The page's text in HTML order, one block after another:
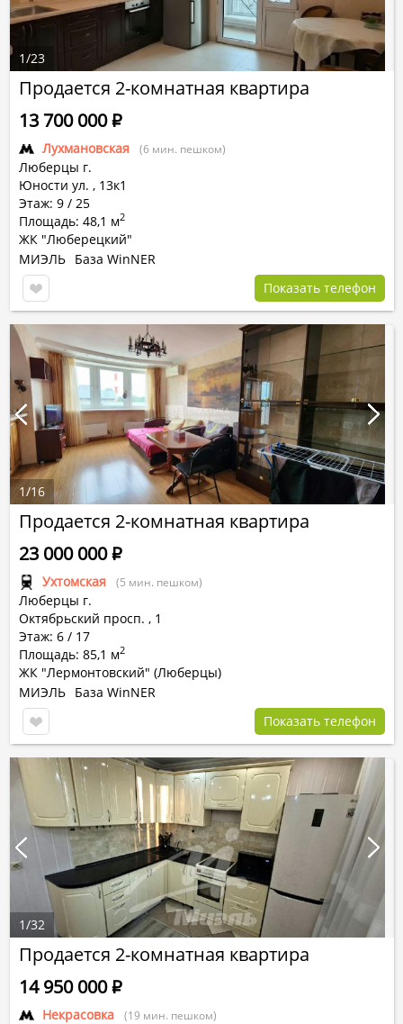
Продается 2-комнатная квартира
Лухмановская (6 мин. пешком)
Люберцы г.
Юности ул. , 13к1
Этаж: 9 / 25
Площадь: 48,1 м2
ЖК "Люберецкий"
13 700 000Р
МИЭЛЬ База WinNER
Показать телефон
1/23
Продается 2-комнатная квартира
Ухтомская (5 мин. пешком)
Люберцы г.
Октябрьский просп. , 1
Этаж: 6 / 17
Площадь: 85,1 м2
ЖК "Лермонтовский" (Люберцы)
23 000 000Р
МИЭЛЬ База WinNER
Показать телефон
1/16
Продается 2-комнатная квартира
Некрасовка (19 мин. пешком)
14 950 000Р
1/32